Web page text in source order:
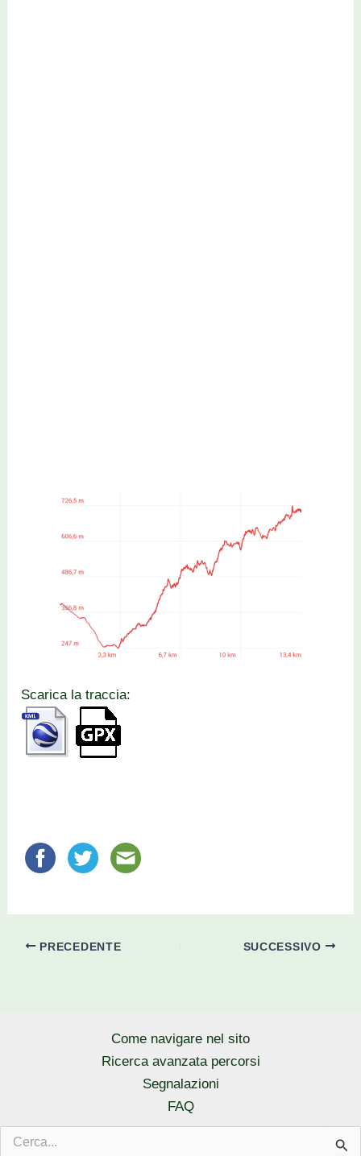
Scarica la traccia:
PRECEDENTE SUCCESSIVO
Come navigare nel sito
Ricerca avanzata percorsi
Segnalazioni
FAQ
Cerca: